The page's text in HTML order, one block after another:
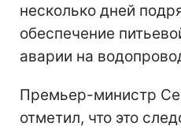
несколько дней
обеспечение
аварии на
Премьер-министр
отметил, что это